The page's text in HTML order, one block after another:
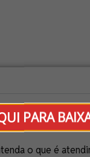
PARA
o que é